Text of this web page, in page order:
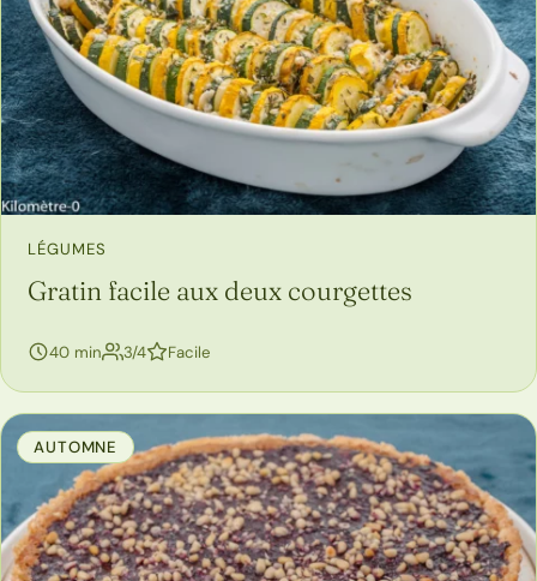
LÉGUMES
Gratin facile aux deux courgettes
40 min 3/4personnes
Facile
AUTOMNE